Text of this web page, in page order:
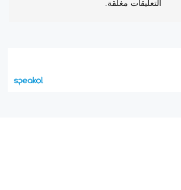
التعليقات مغلقة.